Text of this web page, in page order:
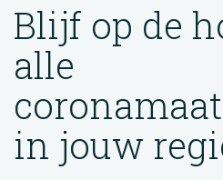
Blijf op de
alle
in jouw